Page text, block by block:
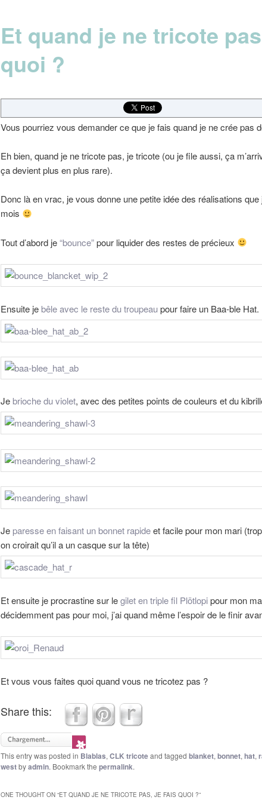
Et quand je ne tricote
quoi ?
Vous pourriez vous demander ce que je fais quand je ne crée pas
Eh bien, quand je ne tricote pas, je tricote (ou je file aussi, ça
ça devient plus en plus rare).
Donc là en vrac, je vous donne une petite idée des réalisations que
mois
Tout d’abord je“bounce”pour liquider des restes de précieux
Ensuite jebêle avec le reste du troupeaupour faire un Baa-ble Hat.
Jebrioche du violet, avec des petites points de couleurs et du
Je paresse en faisant un bonnet rapideet facile pour mon mari
on croirait qu’il a un casque sur la tête)
Et ensuite je procrastine sur legilet en triple fil Plötlopipour mon
décidemment pas pour moi, j’ai quand même l’espoir de le finir
Et vous vous faites quoi quand vous ne tricotez pas ?
Share this:
This entry was posted in Blablas,CLK tricoteand tagged blanket,bonnet,hat,
westbyadmin. Bookmark the permalink.
ONE THOUGHT ON “ET QUAND JE NE TRICOTE PAS, JE FAIS QUOI ?”